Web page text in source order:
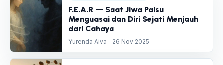
F.E.A.R — Saat Jiwa Palsu
Menguasai dan Diri Sejati Menjauh
dari Cahaya
Yurenda Aiva - 26 Nov 2025